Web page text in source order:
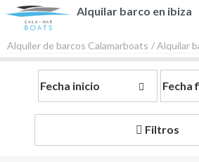
Inicio
Barcos
Playas y Calas
Alquilar barco en ibiza
Alquiler de barcos Calamarboats / Alquilar
Filtros